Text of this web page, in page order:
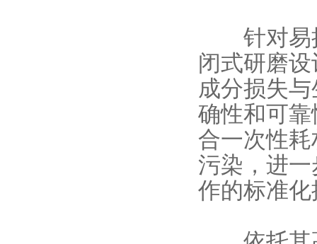
针对
闭式研磨
成分损失
确性和可
合一次性
污染，进
作的标准